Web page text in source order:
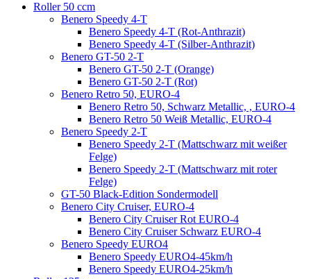
Roller 50 ccm
Benero Speedy 4-T
Benero Speedy 4-T (Rot-Anthrazit)
Benero Speedy 4-T (Silber-Anthrazit)
Benero GT-50 2-T
Benero GT-50 2-T (Orange)
Benero GT-50 2-T (Rot)
Benero Retro 50, EURO-4
Benero Retro 50, Schwarz Metallic, , EURO-4
Benero Retro 50 Weiß Metallic, EURO-4
Benero Speedy 2-T
Benero Speedy 2-T (Mattschwarz mit weißer
Felge)
Benero Speedy 2-T (Mattschwarz mit roter
Felge)
GT-50 Black-Edition Sondermodell
Benero City Cruiser, EURO-4
Benero City Cruiser Rot EURO-4
Benero City Cruiser Schwarz EURO-4
Benero Speedy EURO4
Benero Speedy EURO4-45km/h
Benero Speedy EURO4-25km/h